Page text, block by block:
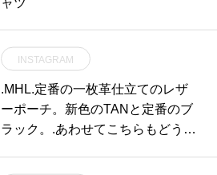
INSTAGRAM
.MHL.定番の一枚革仕立てのレザ
ーポーチ。新色のTANと定番のブ
ラック。.あわせてこちらもどうぞ︎